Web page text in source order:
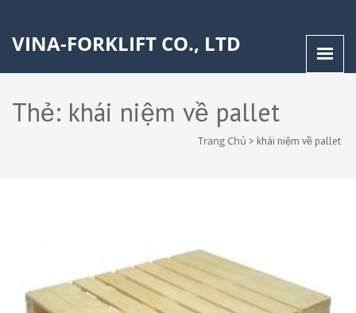
VINA-FORKLIFT CO., LTD
Thẻ: khái niệm về pallet
Trang Chủ > khái niệm về pallet